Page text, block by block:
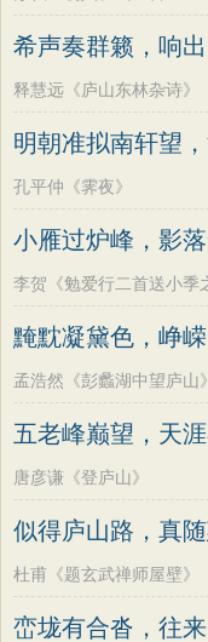
希声奏群籁，响出
释慧远《庐山东林杂诗》
明朝准拟南轩望
孔平仲《霁夜》
小雁过炉峰，影落
李贺《勉爱行二首送小季
黤黕凝黛色，峥嵘
孟浩然《彭蠡湖中望庐山》
五老峰巅望，天涯
唐彦谦《登庐山》
似得庐山路，真随
杜甫《题玄武禅师屋壁》
峦垅有合沓，往来